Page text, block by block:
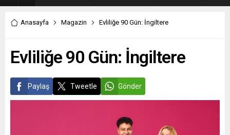
Anasayfa Magazin Evliliğe 90 Gün: İngiltere
Evliliğe 90 Gün: İngiltere
Paylaş Tweetle Gönder